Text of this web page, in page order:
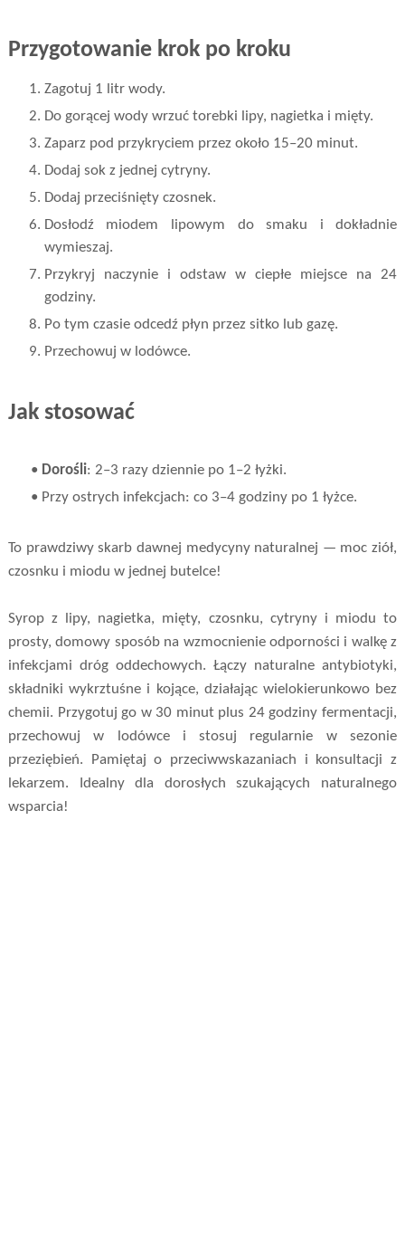
Przygotowanie krok po kroku
Zagotuj 1 litr wody.
Do gorącej wody wrzuć torebki lipy, nagietka i mięty.
Zaparz pod przykryciem przez około 15–20 minut.
Dodaj sok z jednej cytryny.
Dodaj przeciśnięty czosnek.
Dosłodź miodem lipowym do smaku i dokładnie
wymieszaj.
Przykryj naczynie i odstaw w ciepłe miejsce na 24
godziny.
Po tym czasie odcedź płyn przez sitko lub gazę.
Przechowuj w lodówce.
Jak stosować
• Dorośli: 2–3 razy dziennie po 1–2 łyżki.
• Przy ostrych infekcjach: co 3–4 godziny po 1 łyżce.
To prawdziwy skarb dawnej medycyny naturalnej — moc ziół,
czosnku i miodu w jednej butelce!
Syrop z lipy, nagietka, mięty, czosnku, cytryny i miodu to
prosty, domowy sposób na wzmocnienie odporności i walkę z
infekcjami dróg oddechowych. Łączy naturalne antybiotyki,
składniki wykrztuśne i kojące, działając wielokierunkowo bez
chemii. Przygotuj go w 30 minut plus 24 godziny fermentacji,
przechowuj w lodówce i stosuj regularnie w sezonie
przeziębień. Pamiętaj o przeciwwskazaniach i konsultacji z
lekarzem. Idealny dla dorosłych szukających naturalnego
wsparcia!